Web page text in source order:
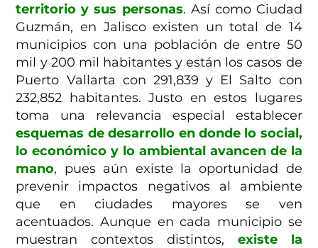
territorio y sus personas. Así como Ciudad
Guzmán, en Jalisco existen un total de 14
municipios con una población de entre 50
mil y 200 mil habitantes y están los casos de
Puerto Vallarta con 291,839 y El Salto con
232,852 habitantes. Justo en estos lugares
toma una relevancia especial establecer
esquemas de desarrollo en donde lo social,
lo económico y lo ambiental avancen de la
mano, pues aún existe la oportunidad de
prevenir impactos negativos al ambiente
que en ciudades mayores se ven
acentuados. Aunque en cada municipio se
muestran contextos distintos, existe la